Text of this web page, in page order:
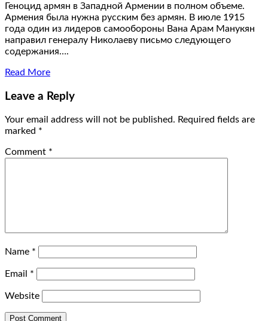
Геноцид армян в Западной Армении в полном объеме.
Армения была нужна русским без армян. В июле 1915
года один из лидеров самообороны Вана Арам Манукян
направил генералу Николаеву письмо следующего
содержания….
Read More
Leave a Reply
Your email address will not be published. Required fields are
marked *
Comment *
Name *
Email *
Website